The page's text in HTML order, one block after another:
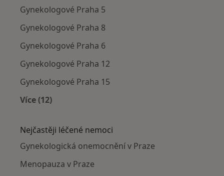
Gynekologové Praha 5
Gynekologové Praha 8
Gynekologové Praha 6
Gynekologové Praha 12
Gynekologové Praha 15
Více (12)
Nejčastěji léčené nemoci
Gynekologická onemocnění v Praze
Menopauza v Praze